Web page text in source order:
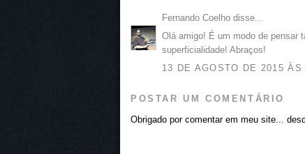
Fernando Coelho disse...
Olá amigo! É um modo de pensar
superficialidade! Abraços!
13 DE AGOSTO DE 2015 ÀS
POSTAR UM COMENTÁRIO
Obrigado por comentar em meu site...